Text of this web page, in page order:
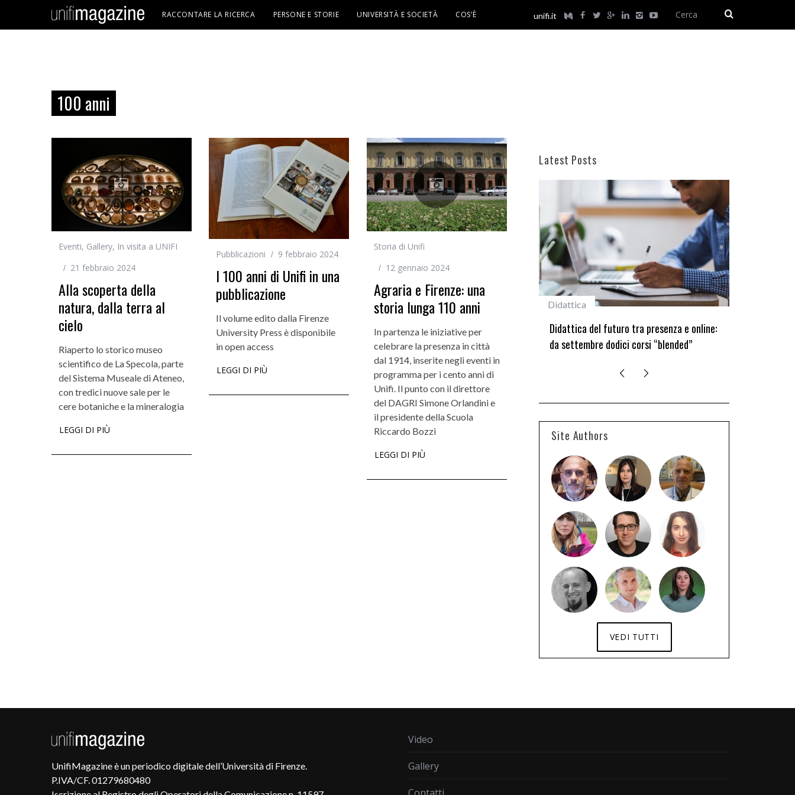
unifi.it
RACCONTARE LA RICERCA PERSONE E STORIE UNIVERSITÀ E SOCIETÀ COS’È
100 anni
Eventi, Gallery, In visita a UNIFI
21 febbraio 2024
Alla scoperta della
natura, dalla terra al
cielo
Riaperto lo storico museo
scientifico de La Specola, parte
del Sistema Museale di Ateneo,
con tredici nuove sale per le
cere botaniche e la mineralogia
LEGGI DI PIÙ
Pubblicazioni 9 febbraio 2024
I 100 anni di Unifi in una
pubblicazione
Il volume edito dalla Firenze
University Press è disponibile
in open access
LEGGI DI PIÙ
Storia di Unifi
12 gennaio 2024
Agraria e Firenze: una
storia lunga 110 anni
In partenza le iniziative per
celebrare la presenza in città
dal 1914, inserite negli eventi in
programma per i cento anni di
Unifi. Il punto con il direttore
del DAGRI Simone Orlandini e
il presidente della Scuola
Riccardo Bozzi
LEGGI DI PIÙ
Latest Posts
Incarichi e riconoscimenti
Quando la robotica ascolta la voce dei
bambini
Didattica
Didattica del futuro tra presenza e online:
da settembre dodici corsi “blended”
Site Authors
VEDI TUTTI
UnifiMagazine è un periodico digitale dell’Università di Firenze.
P.IVA/CF. 01279680480
Video
Gallery